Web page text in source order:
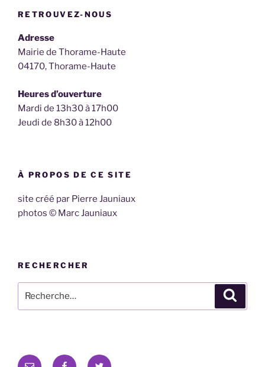
RETROUVEZ-NOUS
Adresse
Mairie de Thorame-Haute
04170, Thorame-Haute
Heures d’ouverture
Mardi de 13h30 à 17h00
Jeudi de 8h30 à 12h00
À PROPOS DE CE SITE
site créé par Pierre Jauniaux
photos © Marc Jauniaux
RECHERCHER
pour
E- FacebookTwitter